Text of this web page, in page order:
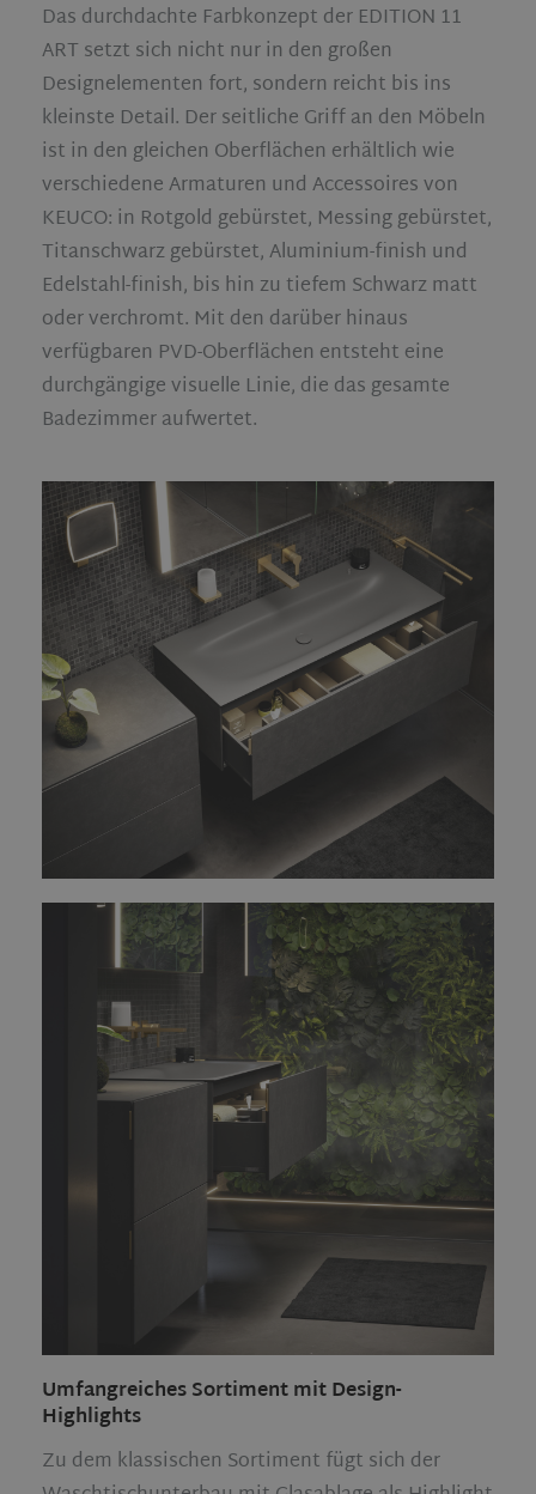
Das durchdachte Farbkonzept der EDITION 11
ART setzt sich nicht nur in den großen
Designelementen fort, sondern reicht bis ins
kleinste Detail. Der seitliche Griff an den Möbeln
ist in den gleichen Oberflächen erhältlich wie
verschiedene Armaturen und Accessoires von
KEUCO: in Rotgold gebürstet, Messing gebürstet,
Titanschwarz gebürstet, Aluminium-finish und
Edelstahl-finish, bis hin zu tiefem Schwarz matt
oder verchromt. Mit den darüber hinaus
verfügbaren PVD-Oberflächen entsteht eine
durchgängige visuelle Linie, die das gesamte
Badezimmer aufwertet.
Umfangreiches Sortiment mit Design-
Highlights
Zu dem klassischen Sortiment fügt sich der